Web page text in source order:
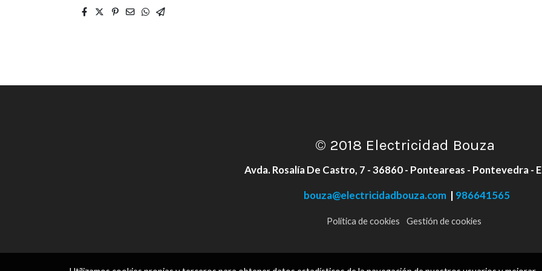
© 2018 Electricidad Bouza
Avda. Rosalía De Castro, 7 - 36860 - Ponteareas - Pontevedra -
bouza@electricidadbouza.com | 986641565
Política de cookies Gestión de cookies